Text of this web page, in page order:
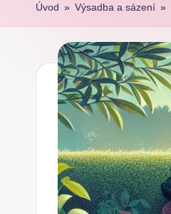
Úvod » Výsadba a sázení »